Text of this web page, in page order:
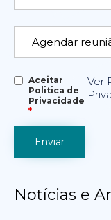
Aceitar
Politica de
Privacidade
*
Ver
Notícias e